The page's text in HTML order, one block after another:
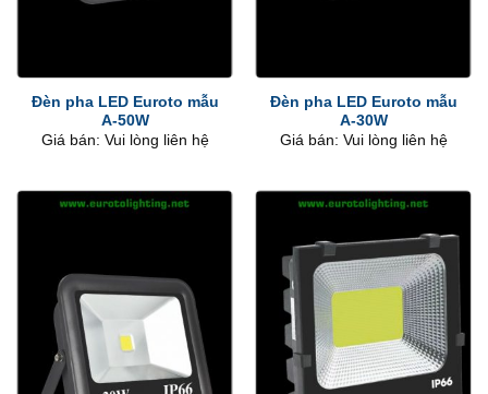
Đèn pha LED Euroto mẫu
A-50W
Giá bán: Vui lòng liên hệ
Đèn pha LED Euroto mẫu
A-30W
Giá bán: Vui lòng liên hệ